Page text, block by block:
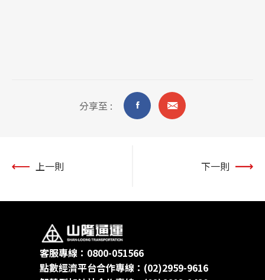
分享至 :
上一則 下一則
客服專線：0800-051566
點數經濟平台合作專線：(02)2959-9616